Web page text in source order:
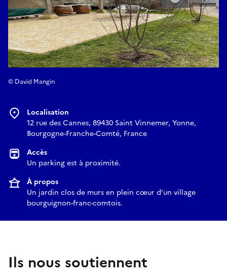
© David Mangin
Localisation
12 rue des Cannes, 89430 Saint Vinnemer, Yonne,
Bourgogne-Franche-Comté, France
Accès
Un parking est à proximité.
À propos
Un jardin clos de murs en plein cœur d’un village
bourguignon-franc-comtois.
Ils nous soutiennent